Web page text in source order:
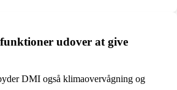
udover at give
DMI også klimaovervågning og